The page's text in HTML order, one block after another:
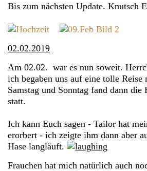
Bis zum nächsten Update. Knutsch
02.02.2019
Am 02.02. war es nun soweit.
ich begaben uns auf eine tolle Reise
Samstag und Sonntag fand dann
statt.
Ich kann Euch sagen - Tailor hat
erorbert - ich zeigte ihm dann aber
Hase langläuft.
Frauchen hat mich natürlich auch